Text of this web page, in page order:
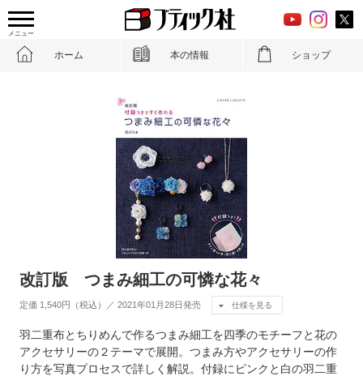
メニュー
ホーム 本の情報 ショップ
改訂版 つまみ細工の可憐な花々
定価 1,540円（税込）／ 2021年01月28日発売 仕様を見る
羽二重布とちりめんで作るつまみ細工を四季のモチーフと花の
アクセサリーの２テーマで展開。つまみ方やアクセサリーの作
り方を写真プロセスで詳しく解説。付録にピンクと白の羽二重